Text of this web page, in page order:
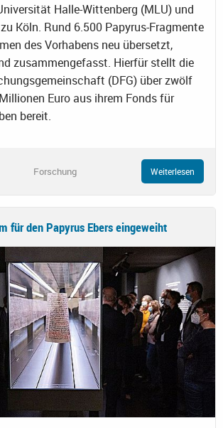
Halle-Wittenberg (MLU) und
Köln. Rund 6.500 Papyrus-Fragmente
des Vorhabens neu übersetzt,
zusammengefasst. Hierfür stellt die
(DFG) über zwölf
Euro aus ihrem Fonds für
bereit.
Forschung Weiterlesen
für den Papyrus Ebers eingeweiht